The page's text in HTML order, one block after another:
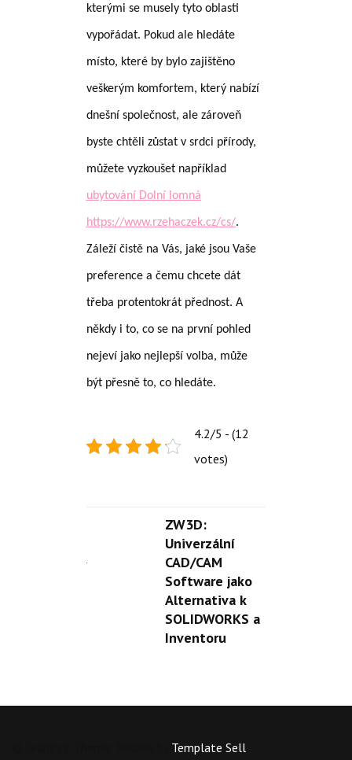
kterými se musely tyto oblasti
vypořádat. Pokud ale hledáte
místo, které by bylo zajištěno
veškerým komfortem, který nabízí
dnešní společnost, ale zároveň
byste chtěli zůstat v srdci přírody,
můžete vyzkoušet například
ubytování Dolní lomná
https://www.rzehaczek.cz/cs/.
Záleží čistě na Vás, jaké jsou Vaše
preference a čemu chcete dát
třeba protentokrát přednost. A
někdy i to, co se na první pohled
nejeví jako nejlepší volba, může
být přesně to, co hledáte.
4.2/5 - (12
votes)
ZW3D:
Univerzální
CAD/CAM
Software jako
Alternativa k
SOLIDWORKS a
Inventoru
Template Sell